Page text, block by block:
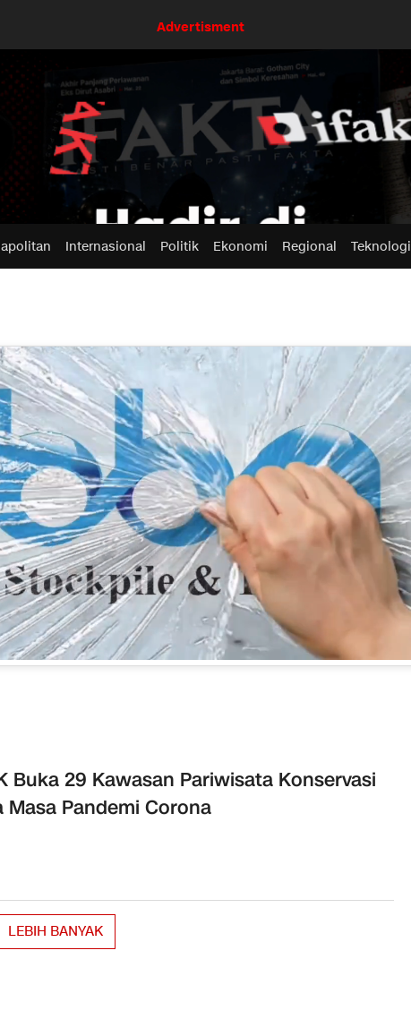
Advertisment
Internasional Politik Ekonomi Regional Teknologi
Buka 29 Kawasan Pariwisata Konservasi
Masa Pandemi Corona
LEBIH BANYAK